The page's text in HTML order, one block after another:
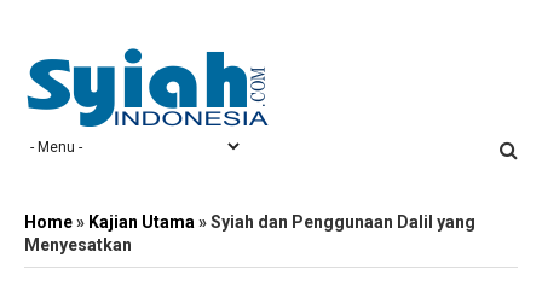
Home» Kajian Utama »Syiah dan Penggunaan Dalil yang
Menyesatkan